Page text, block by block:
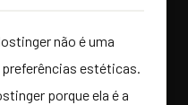
não é uma
estéticas.
porque ela é a